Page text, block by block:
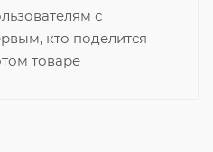
с
кто поделится
товаре